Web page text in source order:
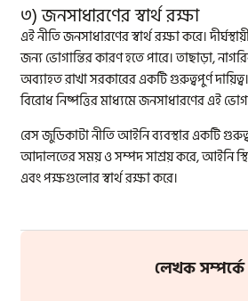
৩) জনসাধারণের স্বার্থ রক্ষা
এই নীতি জনসাধারণের স্বার্থ রক্ষা করে।
জন্য ভোগান্তির কারণ হতে পারে। তাছাড়া,
অব্যাহত রাখা সরকারের একটি গুরুত্বপুর্ণ
বিরোধ নিষ্পত্তির মাধ্যমে জনসাধারণের এই
রেস জুডিকাটা নীতি আইনি ব্যবস্থার একটি
আদালতের সময় ও সম্পদ সাশ্রয় করে, আইনি
এবং পক্ষগুলোর স্বার্থ রক্ষা করে।
লেখক সম্পর্কে